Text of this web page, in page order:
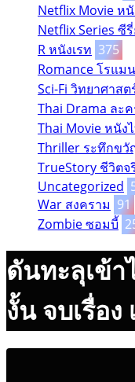
Netflix Movie ห
Netflix Series ซี
R หนังเรท 375
Romance โรแม
Sci-Fi วิทยาศาสต
Thai Drama ละ
Thai Movie หนัง
Thriller ระทึกขวั
TrueStory ชีวิตจ
Uncategorized
War สงคราม 91
Zombie ซอมบี้
ดันทะลุเข้า
งั้น จบเรื่อง